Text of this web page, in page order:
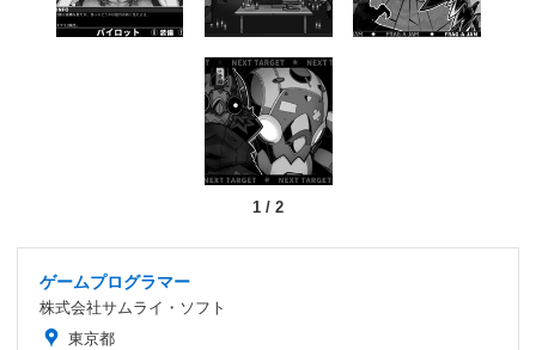
1/ 2
ゲームプログラマー
株式会社サムライ・ソフト
東京都